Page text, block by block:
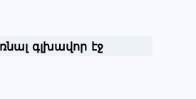
գլխավոր էջ